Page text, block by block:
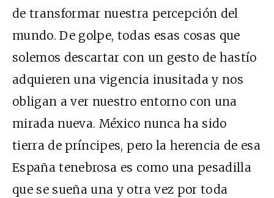
de transformar nuestra percepción del
mundo. De golpe, todas esas cosas que
solemos descartar con un gesto de hastío
adquieren una vigencia inusitada y nos
obligan a ver nuestro entorno con una
mirada nueva. México nunca ha sido
tierra de príncipes, pero la herencia de esa
España tenebrosa es como una pesadilla
que se sueña una y otra vez por toda